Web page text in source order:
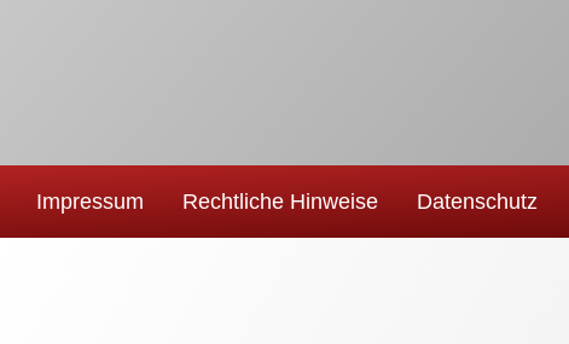
Impressum Rechtliche Hinweise Datenschutz